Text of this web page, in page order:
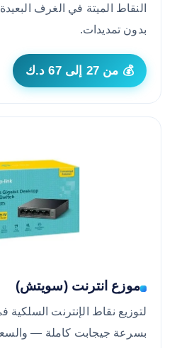
النقاط الميتة في الغرف
بدون تمديدات.
💰 من 27 إلى 67 د.ك
موزع انترنت (سويتش)
لتوزيع نقاط الإنترنت السلكية
بسرعة جيجابت كاملة —